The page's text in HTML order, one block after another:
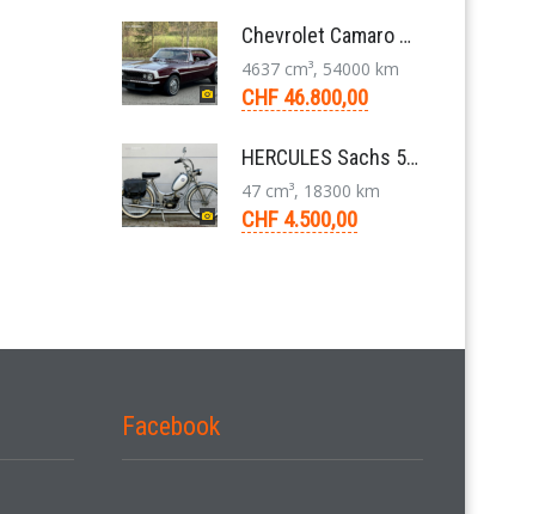
Chevrolet Camaro Coupé 1. Generation V8 Aut. 1967
4637 cm³, 54000 km
CHF 46.800,00
HERCULES Sachs 50/2 Mofa 2-Gang Handschaltung Veteran
47 cm³, 18300 km
CHF 4.500,00
Facebook